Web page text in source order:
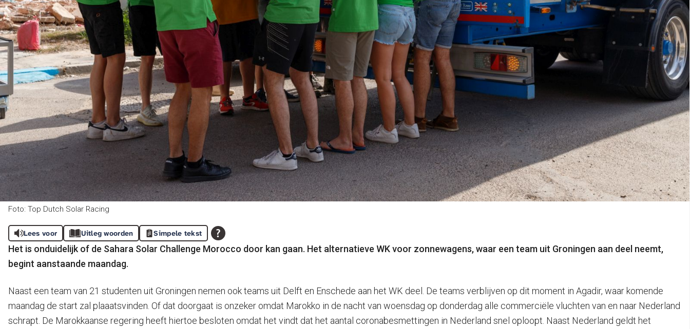
Foto: Top Dutch Solar Racing
Lees voor Uitleg woorden Simpele tekst
Het is onduidelijk of de Sahara Solar Challenge Morocco door kan gaan. Het alternatieve WK voor zonnewagens, waar een team uit Groningen aan deel neemt,
begint aanstaande maandag.
Naast een team van 21 studenten uit Groningen nemen ook teams uit Delft en Enschede aan het WK deel. De teams verblijven op dit moment in Agadir, waar komende
maandag de start zal plaaatsvinden. Of dat doorgaat is onzeker omdat Marokko in de nacht van woensdag op donderdag alle commerciële vluchten van en naar Nederland
schrapt. De Marokkaanse regering heeft hiertoe besloten omdat het vindt dat het aantal coronabesmettingen in Nederland snel oploopt. Naast Nederland geldt het